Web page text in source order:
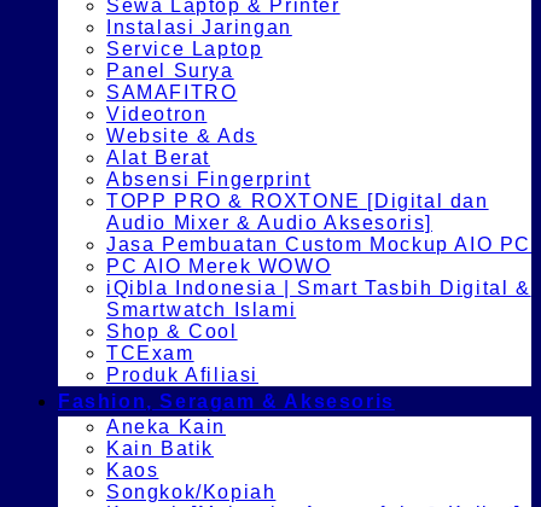
Sewa Laptop & Printer
Instalasi Jaringan
Service Laptop
Panel Surya
SAMAFITRO
Videotron
Website & Ads
Alat Berat
Absensi Fingerprint
TOPP PRO & ROXTONE [Digital dan
Audio Mixer & Audio Aksesoris]
Jasa Pembuatan Custom Mockup AIO PC
PC AIO Merek WOWO
iQibla Indonesia | Smart Tasbih Digital &
Smartwatch Islami
Shop & Cool
TCExam
Produk Afiliasi
Fashion, Seragam & Aksesoris
Aneka Kain
Kain Batik
Kaos
Songkok/Kopiah